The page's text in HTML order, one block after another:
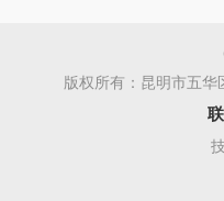
版权所有：昆明市五华